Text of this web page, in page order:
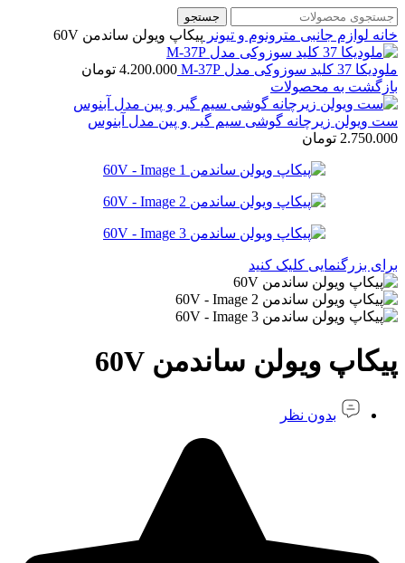
جستجو
خانه لوازم جانبی مترونوم و تیونر پیکاپ ویولن ساندمن 60V
ملودیکا 37 کلید سوزوکی مدل M-37P 4.200.000 تومان
بازگشت به محصولات
ست ویولن زیرچانه گوشی سیم گیر و پین مدل آبنوس
2.750.000 تومان
برای بزرگنمایی کلیک کنید
پیکاپ ویولن ساندمن 60V
بدون نظر